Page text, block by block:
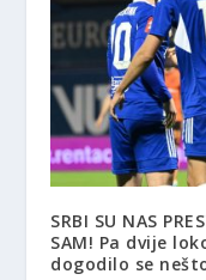
SRBI SU NAS
SAM! Pa dvije
dogodilo se